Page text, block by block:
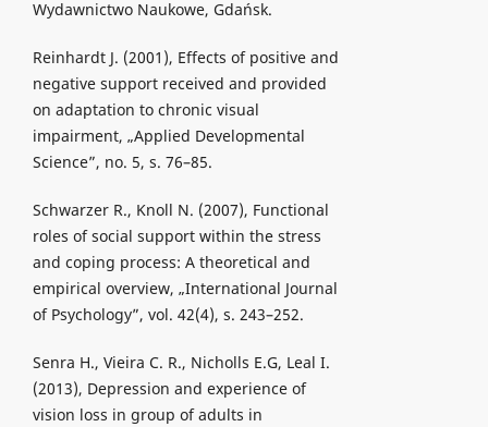
Wydawnictwo Naukowe, Gdańsk.
Reinhardt J. (2001), Effects of positive and
negative support received and provided
on adaptation to chronic visual
impairment, „Applied Developmental
Science”, no. 5, s. 76–85.
Schwarzer R., Knoll N. (2007), Functional
roles of social support within the stress
and coping process: A theoretical and
empirical overview, „International Journal
of Psychology”, vol. 42(4), s. 243–252.
Senra H., Vieira C. R., Nicholls E.G, Leal I.
(2013), Depression and experience of
vision loss in group of adults in